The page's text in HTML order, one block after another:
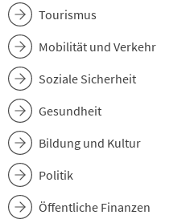
Tourismus
Mobilität und Verkehr
Soziale Sicherheit
Gesundheit
Bildung und Kultur
Politik
Öffentliche Finanzen